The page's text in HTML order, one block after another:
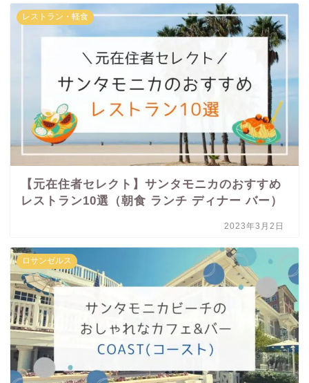
レストラン・軽食
【元在住者セレクト】サンタモニカのおすすめ
レストラン10選（朝食 ランチ ディナー バー）
2023年3月2日
ロサンゼルス